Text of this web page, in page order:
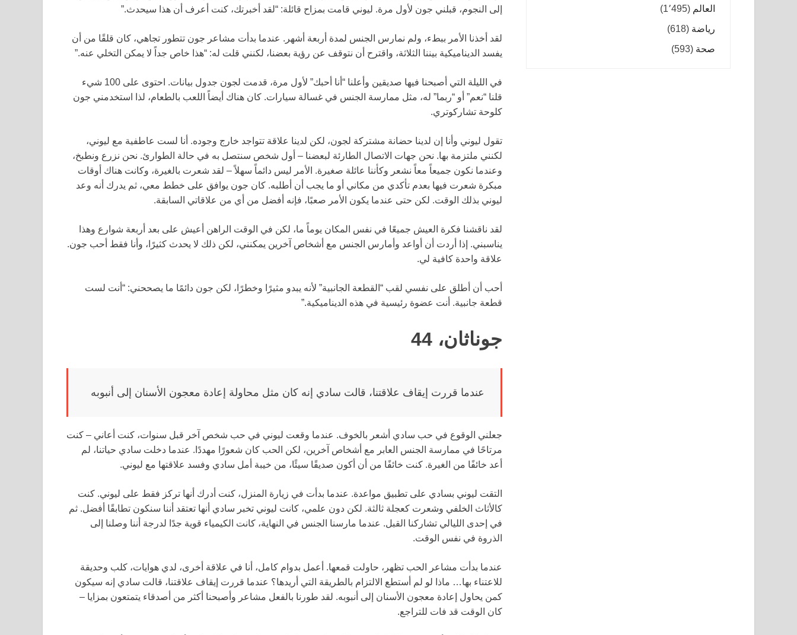
إلى النجوم، قبلني جون لأول مرة. ليوني قامت بمزاح قائلة: “لقد أخبرتك، كنت أعرف أن هذا سيحدث.”
لقد أخذنا الأمر ببطء، ولم نمارس الجنس لمدة أربعة أشهر. عندما بدأت مشاعر جون تتطور تجاهي، كان قلقًا من أن
يفسد الديناميكية بيننا الثلاثة، واقترح أن نتوقف عن رؤية بعضنا، لكنني قلت له: “هذا خاص جداً لا يمكن التخلي عنه.”
في الليلة التي أصبحنا فيها صديقين وأعلنا “أنا أحبك” لأول مرة، قدمت لجون جدول بيانات. احتوى على 100 شيء
قلنا “نعم” أو “ربما” له، مثل ممارسة الجنس في غسالة سيارات. كان هناك أيضاً اللعب بالطعام، لذا استخدمني جون
كلوحة تشاركوتري.
تقول ليوني وأنا إن لدينا حضانة مشتركة لجون، لكن لدينا علاقة تتواجد خارج وجوده. أنا لست عاطفية مع ليوني،
لكنني ملتزمة بها. نحن جهات الاتصال الطارئة لبعضنا – أول شخص سنتصل به في حالة الطوارئ. نحن نزرع ونطبخ،
وعندما نكون جميعاً معاً نشعر وكأننا عائلة صغيرة. الأمر ليس دائماً سهلاً – لقد شعرت بالغيرة، وكانت هناك أوقات
مبكرة شعرت فيها بعدم تأكدي من مكاني أو ما يجب أن أطلبه. كان جون يوافق على خطط معي، ثم يدرك أنه وعد
ليوني بذلك الوقت. لكن حتى عندما يكون الأمر صعبًا، فإنه أفضل من أي من علاقاتي السابقة.
لقد ناقشنا فكرة العيش جميعًا في نفس المكان يوماً ما، لكن في الوقت الراهن أعيش على بعد أربعة شوارع وهذا
يناسبني. إذا أردت أن أواعد وأمارس الجنس مع أشخاص آخرين يمكنني، لكن ذلك لا يحدث كثيرًا، وأنا فقط أحب جون.
علاقة واحدة كافية لي.
أحب أن أطلق على نفسي لقب “القطعة الجانبية” لأنه يبدو مثيرًا وخطرًا، لكن جون دائمًا ما يصححني: “أنت لست
قطعة جانبية. أنت عضوة رئيسية في هذه الديناميكية.”
جوناثان، 44
عندما قررت إيقاف علاقتنا، قالت سادي إنه كان مثل محاولة إعادة معجون الأسنان إلى أنبوبه
جعلني الوقوع في حب سادي أشعر بالخوف. عندما وقعت ليوني في حب شخص آخر قبل سنوات، كنت أعاني – كنت
مرتاحًا في ممارسة الجنس العابر مع أشخاص آخرين، لكن الحب كان شعورًا مهددًا. عندما دخلت سادي حياتنا، لم
أعد خائفًا من الغيرة. كنت خائفًا من أن أكون صديقًا سيئًا، من خيبة أمل سادي وفسد علاقتها مع ليوني.
التقت ليوني بسادي على تطبيق مواعدة. عندما بدأت في زيارة المنزل، كنت أدرك أنها تركز فقط على ليوني. كنت
كالأثاث الخلفي وشعرت كعجلة ثالثة. لكن دون علمي، كانت ليوني تخبر سادي أنها تعتقد أننا سنكون تطابقًا أفضل. ثم
في إحدى الليالي تشاركنا القبل. عندما مارسنا الجنس في النهاية، كانت الكيمياء قوية جدًا لدرجة أننا وصلنا إلى
الذروة في نفس الوقت.
عندما بدأت مشاعر الحب تظهر، حاولت قمعها. أعمل بدوام كامل، أنا في علاقة أخرى، لدي هوايات، كلب وحديقة
للاعتناء بها… ماذا لو لم أستطع الالتزام بالطريقة التي أريدها؟ عندما قررت إيقاف علاقتنا، قالت سادي إنه سيكون
كمن يحاول إعادة معجون الأسنان إلى أنبوبه. لقد طورنا بالفعل مشاعر وأصبحنا أكثر من أصدقاء يتمتعون بمزايا –
كان الوقت قد فات للتراجع.
العالم (1٬495)
رياضة (618)
صحة (593)